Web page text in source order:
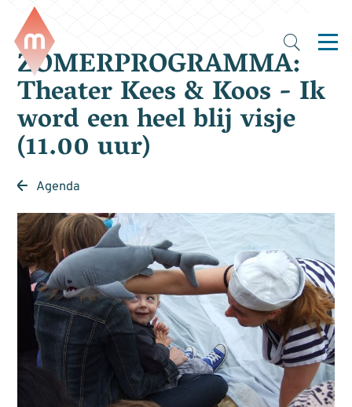
ZOMERPROGRAMMA:
Theater Kees & Koos - Ik
word een heel blij visje
(11.00 uur)
Agenda